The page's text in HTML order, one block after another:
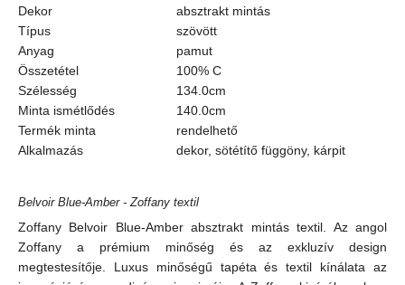
Dekor
absztrakt mintás
Típus
szövött
Anyag
pamut
Összetétel
100% C
Szélesség
134.0cm
Minta ismétlődés
140.0cm
Termék minta
rendelhető
Alkalmazás
dekor, sötétítő függöny, kárpit
Belvoir Blue-Amber - Zoffany textil
Zoffany Belvoir Blue-Amber absztrakt mintás textil. Az angol
Zoffany a prémium minőség és az exkluzív design
megtestesítője. Luxus minőségű tapéta és textil kínálata az